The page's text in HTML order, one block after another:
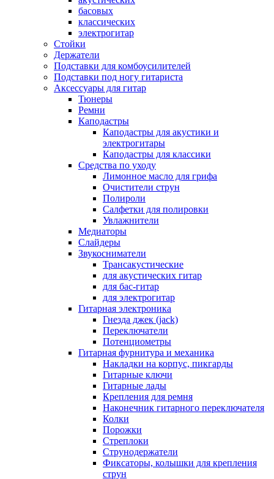
басовых
классических
электрогитар
Стойки
Держатели
Подставки для комбоусилителей
Подставки под ногу гитариста
Аксессуары для гитар
Тюнеры
Ремни
Каподастры
Каподастры для акустики и
электрогитары
Каподастры для классики
Средства по уходу
Лимонное масло для грифа
Очистители струн
Полироли
Салфетки для полировки
Увлажнители
Медиаторы
Слайдеры
Звукосниматели
Трансакустические
для акустических гитар
для бас-гитар
для электрогитар
Гитарная электроника
Гнезда джек (jack)
Переключатели
Потенциометры
Гитарная фурнитура и механика
Накладки на корпус, пикгарды
Гитарные ключи
Гитарные лады
Крепления для ремня
Наконечник гитарного переключателя
Колки
Порожки
Стреплоки
Струнодержатели
Фиксаторы, колышки для крепления
струн